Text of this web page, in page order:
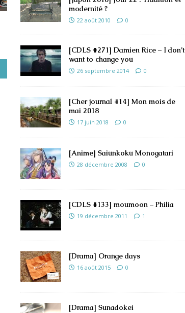
modernité ?
22 août 2010 0
[CDLS #271] Damien Rice – I don’t
want to change you
26 septembre 2014 0
[Cher journal #14] Mon mois de
mai 2018
17 juin 2018 0
[Anime] Saiunkoku Monogatari
28 décembre 2008 0
[CDLS #133] moumoon – Philia
19 décembre 2011 1
[Drama] Orange days
16 août 2015 0
[Drama] Sunadokei